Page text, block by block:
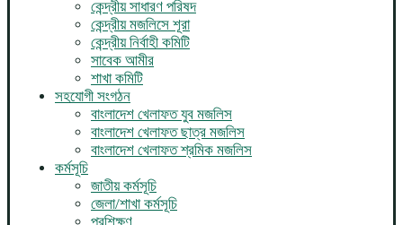
কেন্দ্রীয় সাধারণ পরিষদ
কেন্দ্রীয় মজলিসে শূরা
কেন্দ্রীয় নির্বাহী কমিটি
সাবেক আমীর
শাখা কমিটি
সহযোগী সংগঠন
বাংলাদেশ খেলাফত যুব মজলিস
বাংলাদেশ খেলাফত ছাত্র মজলিস
বাংলাদেশ খেলাফত শ্রমিক মজলিস
কর্মসূচি
জাতীয় কর্মসূচি
জেলা/শাখা কর্মসূচি